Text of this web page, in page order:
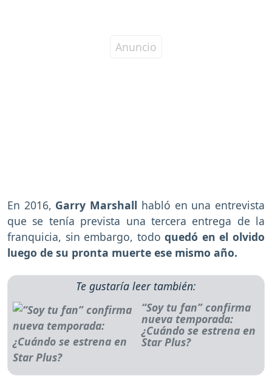
En 2016, Garry Marshall habló en una entrevista
que se tenía prevista una tercera entrega de la
franquicia, sin embargo, todoquedó en el olvido
luego de su pronta muerte ese mismo año.
Te gustaría leer también:
“Soy tu fan” confirma
nueva temporada:
¿Cuándo se estrena en
Star Plus?